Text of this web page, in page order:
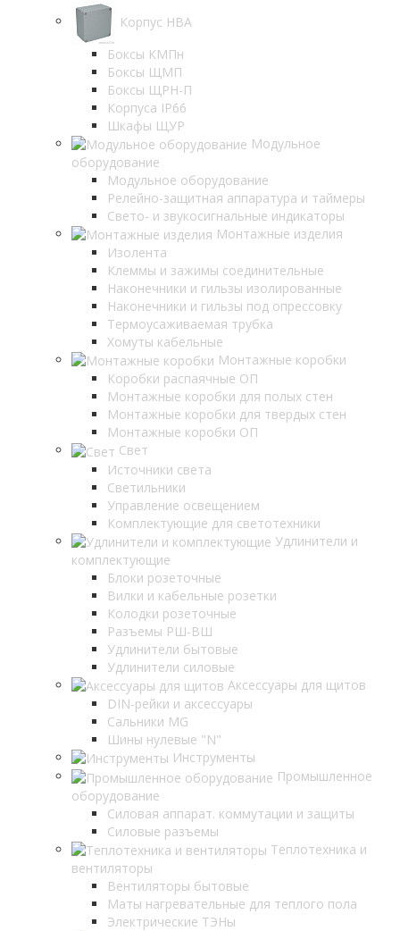
Корпус НВА
Боксы КМПн
Боксы ЩМП
Боксы ЩРН-П
Корпуса IP66
Шкафы ЩУР
Модульное
оборудование
Модульное оборудование
Релейно-защитная аппаратура и таймеры
Свето- и звукосигнальные индикаторы
Монтажные изделия
Изолента
Клеммы и зажимы соединительные
Наконечники и гильзы изолированные
Наконечники и гильзы под опрессовку
Термоусаживаемая трубка
Хомуты кабельные
Монтажные коробки
Коробки распаячные ОП
Монтажные коробки для полых стен
Монтажные коробки для твердых стен
Монтажные коробки ОП
Свет
Источники света
Светильники
Управление освещением
Комплектующие для светотехники
Удлинители и
комплектующие
Блоки розеточные
Вилки и кабельные розетки
Колодки розеточные
Разъемы РШ-ВШ
Удлинители бытовые
Удлинители силовые
Аксессуары для щитов
DIN-рейки и аксессуары
Сальники MG
Шины нулевые "N"
Инструменты
Промышленное
оборудование
Силовая аппарат. коммутации и защиты
Силовые разъемы
Теплотехника и
вентиляторы
Вентиляторы бытовые
Маты нагревательные для теплого пола
Электрические ТЭНы